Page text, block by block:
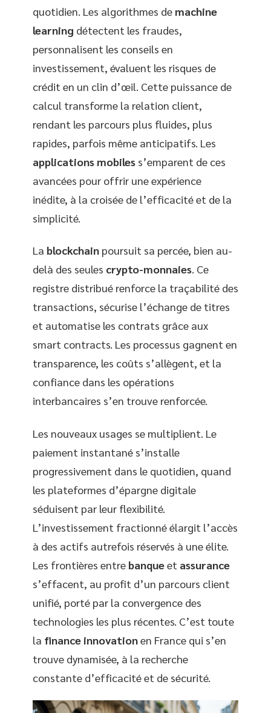
quotidien. Les algorithmes de machine
learning détectent les fraudes,
personnalisent les conseils en
investissement, évaluent les risques de
crédit en un clin d’œil. Cette puissance de
calcul transforme la relation client,
rendant les parcours plus fluides, plus
rapides, parfois même anticipatifs. Les
applications mobiles s’emparent de ces
avancées pour offrir une expérience
inédite, à la croisée de l’efficacité et de la
simplicité.
La blockchain poursuit sa percée, bien au-
delà des seules crypto-monnaies. Ce
registre distribué renforce la traçabilité des
transactions, sécurise l’échange de titres
et automatise les contrats grâce aux
smart contracts. Les processus gagnent en
transparence, les coûts s’allègent, et la
confiance dans les opérations
interbancaires s’en trouve renforcée.
Les nouveaux usages se multiplient. Le
paiement instantané s’installe
progressivement dans le quotidien, quand
les plateformes d’épargne digitale
séduisent par leur flexibilité.
L’investissement fractionné élargit l’accès
à des actifs autrefois réservés à une élite.
Les frontières entre banqueet assurance
s’effacent, au profit d’un parcours client
unifié, porté par la convergence des
technologies les plus récentes. C’est toute
la finance innovationen France qui s’en
trouve dynamisée, à la recherche
constante d’efficacité et de sécurité.